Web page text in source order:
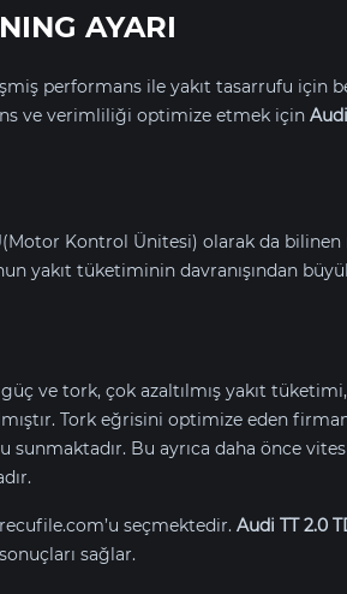
AYARI
performans ile yakıt tasarrufu için
ve verimliliği optimize etmek için Audi
Kontrol Ünitesi) olarak da
yakıt tüketiminin davranışından
ve tork, çok azaltılmış yakıt
Tork eğrisini optimize eden
Bu ayrıca daha önce
seçmektedir. Audi TT 2.0
sağlar.